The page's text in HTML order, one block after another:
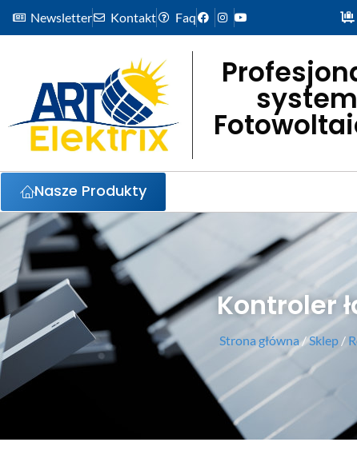
Newsletter Kontakt Faq
Nasze Produkty
Kontroler
Strona główna/Sklep /